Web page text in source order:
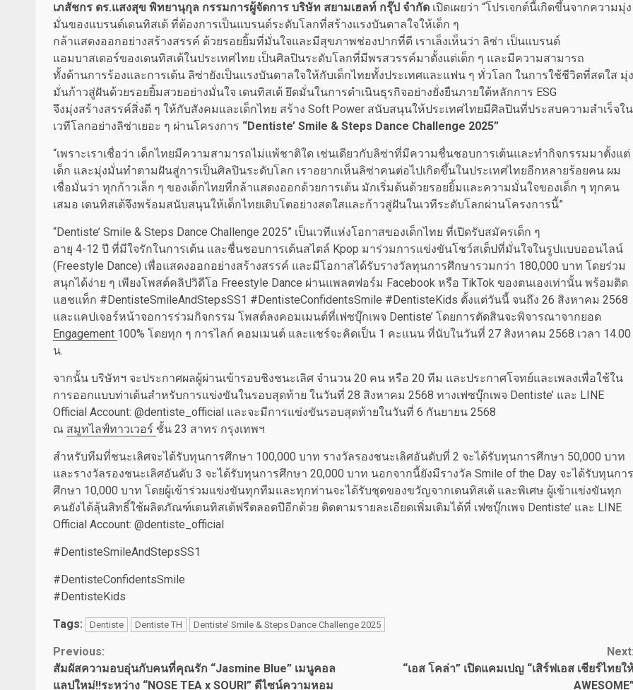
เภสัชกร ดร.แสงสุข พิทยานุกุล กรรมการผู้จัดการ บริษัท สยามเฮลท์ กรุ๊ป จำกัด เปิดเผยว่า “โปรเจกต์นี้เกิดขึ้นจากความมุ่ง
มั่นของแบรนด์เดนทิสเต้ ที่ต้องการเป็นแบรนด์ระดับโลกที่สร้างแรงบันดาลใจให้เด็ก ๆ
กล้าแสดงออกอย่างสร้างสรรค์ ด้วยรอยยิ้มที่มั่นใจและมีสุขภาพช่องปากที่ดี เราเล็งเห็นว่า ลิซ่า เป็นแบรนด์
แอมบาสเดอร์ของเดนทิสเต้ในประเทศไทย เป็นศิลปินระดับโลกที่มีพรสวรรค์มาตั้งแต่เด็ก ๆ และมีความสามารถ
ทั้งด้านการร้องและการเต้น ลิซ่ายังเป็นแรงบันดาลใจให้กับเด็กไทยทั้งประเทศและแฟน ๆ ทั่วโลก ในการใช้ชีวิตที่สดใส มุ่ง
มั่นก้าวสู่ฝันด้วยรอยยิ้มสวยอย่างมั่นใจ เดนทิสเต้ ยึดมั่นในการดำเนินธุรกิจอย่างยั่งยืนภายใต้หลักการ ESG
จึงมุ่งสร้างสรรค์สิ่งดี ๆ ให้กับสังคมและเด็กไทย สร้าง Soft Power สนับสนุนให้ประเทศไทยมีศิลปินที่ประสบความสำเร็จใน
เวทีโลกอย่างลิซ่าเยอะ ๆ ผ่านโครงการ “Dentiste’ Smile & Steps Dance Challenge 2025”
“เพราะเราเชื่อว่า เด็กไทยมีความสามารถไม่แพ้ชาติใด เช่นเดียวกับลิซ่าที่มีความชื่นชอบการเต้นและทำกิจกรรมมาตั้งแต่
เด็ก และมุ่งมั่นทำตามฝันสู่การเป็นศิลปินระดับโลก เราอยากเห็นลิซ่าคนต่อไปเกิดขึ้นในประเทศไทยอีกหลายร้อยคน ผม
เชื่อมั่นว่า ทุกก้าวเล็ก ๆ ของเด็กไทยที่กล้าแสดงออกด้วยการเต้น มักเริ่มต้นด้วยรอยยิ้มและความมั่นใจของเด็ก ๆ ทุกคน
เสมอ เดนทิสเต้จึงพร้อมสนับสนุนให้เด็กไทยเติบโตอย่างสดใสและก้าวสู่ฝันในเวทีระดับโลกผ่านโครงการนี้”
“Dentiste’ Smile & Steps Dance Challenge 2025” เป็นเวทีแห่งโอกาสของเด็กไทย ที่เปิดรับสมัครเด็ก ๆ
อายุ 4-12 ปี ที่มีใจรักในการเต้น และชื่นชอบการเต้นสไตล์ Kpop มาร่วมการแข่งขันโชว์สเต็ปที่มั่นใจในรูปแบบออนไลน์
(Freestyle Dance) เพื่อแสดงออกอย่างสร้างสรรค์ และมีโอกาสได้รับรางวัลทุนการศึกษารวมกว่า 180,000 บาท โดยร่วม
สนุกได้ง่าย ๆ เพียงโพสต์คลิปวิดีโอ Freestyle Dance ผ่านแพลตฟอร์ม Facebook หรือ TikTok ของตนเองเท่านั้น พร้อมติด
แฮชแท็ก #DentisteSmileAndStepsSS1 #DentisteConfidentsSmile #DentisteKids ตั้งแต่วันนี้ จนถึง 26 สิงหาคม 2568
และแคปเจอร์หน้าจอการร่วมกิจกรรม โพสต์ลงคอมเมนต์ที่เฟซบุ๊กเพจ Dentiste’ โดยการตัดสินจะพิจารณาจากยอด
Engagement 100% โดยทุก ๆ การไลก์ คอมเมนต์ และแชร์จะคิดเป็น 1 คะแนน ที่นับในวันที่ 27 สิงหาคม 2568 เวลา 14.00
น.
จากนั้น บริษัทฯ จะประกาศผลผู้ผ่านเข้ารอบชิงชนะเลิศ จำนวน 20 คน หรือ 20 ทีม และประกาศโจทย์และเพลงเพื่อใช้ใน
การออกแบบท่าเต้นสำหรับการแข่งขันในรอบสุดท้าย ในวันที่ 28 สิงหาคม 2568 ทางเฟซบุ๊กเพจ Dentiste’ และ LINE
Official Account: @dentiste_official และจะมีการแข่งขันรอบสุดท้ายในวันที่ 6 กันยายน 2568
ณ สมูทไลฟ์ทาวเวอร์ ชั้น 23 สาทร กรุงเทพฯ
สำหรับทีมที่ชนะเลิศจะได้รับทุนการศึกษา 100,000 บาท รางวัลรองชนะเลิศอันดับที่ 2 จะได้รับทุนการศึกษา 50,000 บาท
และรางวัลรองชนะเลิศอันดับ 3 จะได้รับทุนการศึกษา 20,000 บาท นอกจากนี้ยังมีรางวัล Smile of the Day จะได้รับทุนการ
ศึกษา 10,000 บาท โดยผู้เข้าร่วมแข่งขันทุกทีมและทุกท่านจะได้รับชุดของขวัญจากเดนทิสเต้ และพิเศษ ผู้เข้าแข่งขันทุก
คนยังได้ลุ้นสิทธิ์ใช้ผลิตภัณฑ์เดนทิสเต้ฟรีตลอดปีอีกด้วย ติดตามรายละเอียดเพิ่มเติมได้ที่ เฟซบุ๊กเพจ Dentiste’ และ LINE
Official Account: @dentiste_official
#DentisteSmileAndStepsSS1
#DentisteConfidentsSmile
#DentisteKids
Tags: Dentiste Dentiste TH Dentiste’ Smile & Steps Dance Challenge 2025
Continue
Reading
Previous:
สัมผัสความอบอุ่นกับคนที่คุณรัก “Jasmine Blue” เมนูคอล
แลปใหม่!!ระหว่าง “NOSE TEA x SOURI” ดีไซน์ความหอม
“เอส โคล่า” เปิดแคมเปญ “เสิร์ฟเอส เชียร์ไทยใ